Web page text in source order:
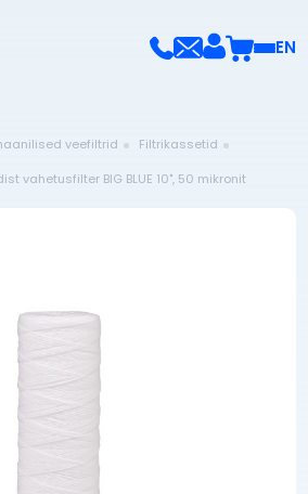
EN
veefiltrid
Filtrikassetid
vahetusfilter BIG BLUE 10", 50 mikronit